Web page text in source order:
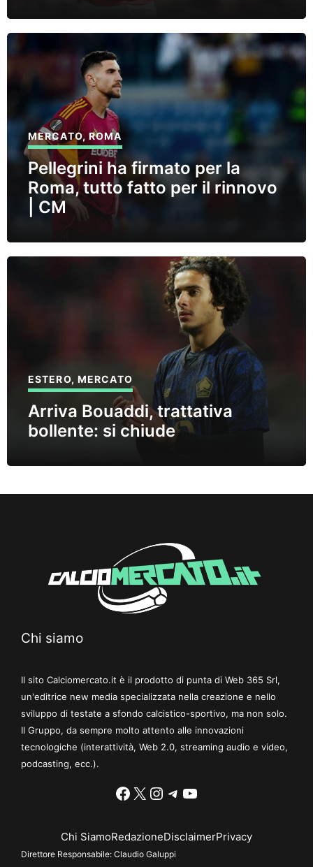
MERCATO,ROMA
Pellegrini ha firmato per la
Roma, tutto fatto per il rinnovo
| CM
ESTERO, MERCATO
Arriva Bouaddi, trattativa
bollente: si chiude
Chi siamo
Il sito Calciomercato.it è il prodotto di punta di Web 365 Srl,
un'editrice new media specializzata nella creazione e nello
sviluppo di testate a sfondo calcistico-sportivo, ma non solo.
Il Gruppo, da sempre molto attento alle innovazioni
tecnologiche (interattività, Web 2.0, streaming audio e video,
podcasting, ecc.).
Facebook
X Instagram
Telegram
YouTube
Chi SiamoRedazioneDisclaimerPrivacy
Direttore Responsabile: Claudio Galuppi